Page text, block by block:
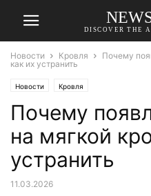
DISCOVER THE
Новости Кровля
Почему
как их устранить
Новости Кровля
Почему
на мягкой
устранить
11.03.2026